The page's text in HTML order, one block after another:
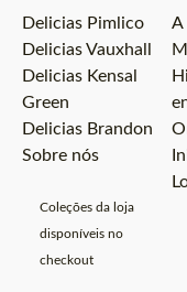
Delicias Pimlico
Delicias Vauxhall
Delicias Kensal
Green
Delicias Brandon
Sobre nós
Coleções da loja
disponíveis no
checkout
A